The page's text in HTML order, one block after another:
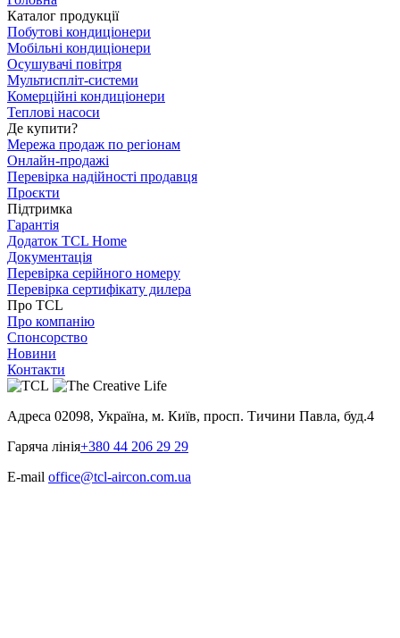
Каталог продукції
Побутові кондиціонери
Мобільні кондиціонери
Осушувачі повітря
Мультиспліт-системи
Комерційні кондиціонери
Теплові насоси
Де купити?
Мережа продаж по регіонам
Онлайн-продажі
Перевірка надійності продавця
Проєкти
Підтримка
Гарантія
Додаток TCL Home
Документація
Перевірка серійного номеру
Перевірка сертифікату дилера
Про TCL
Про компанію
Спонсорство
Новини
Контакти
Адреса 02098, Україна, м. Київ, просп. Тичини Павла, буд.4
Гаряча лінія+380 44 206 29 29
E-mail office@tcl-aircon.com.ua